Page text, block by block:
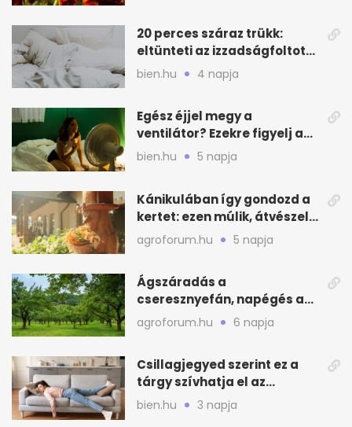
20 perces száraz trükk:
eltünteti az izzadságfoltot
és a szagot a matracról
bien.hu 4 napja
Egész éjjel megy a
ventilátor? Ezekre figyelj a
hőségben alvásnál
bien.hu 5 napja
Kánikulában így gondozd a
kertet: ezen múlik, átvészeli-
e a hőséget
agroforum.hu 5 napja
Ágszáradás a
cseresznyefán, napégés a
kajszin: mit tehetsz most?
agroforum.hu 6 napja
Csillagjegyed szerint ez a
tárgy szívhatja el az
otthonod energiáját
bien.hu 3 napja